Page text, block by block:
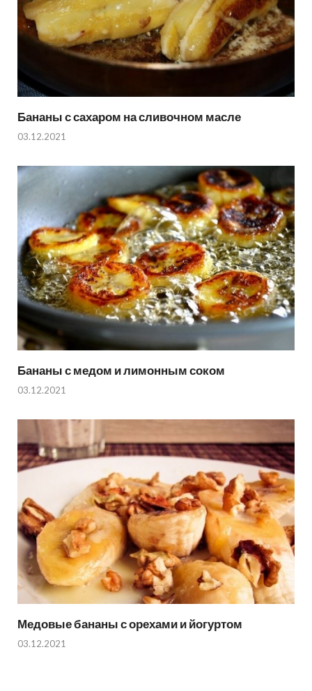
Бананы с сахаром на сливочном масле
03.12.2021
Бананы с медом и лимонным соком
03.12.2021
Медовые бананы с орехами и йогуртом
03.12.2021